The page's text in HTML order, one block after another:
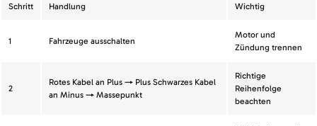
Schritt Handlung Wichtig
1 Fahrzeuge ausschalten
Motor und
Zündung trennen
2
Rotes Kabel an Plus → Plus Schwarzes Kabel
an Minus → Massepunkt
Richtige
Reihenfolge
beachten